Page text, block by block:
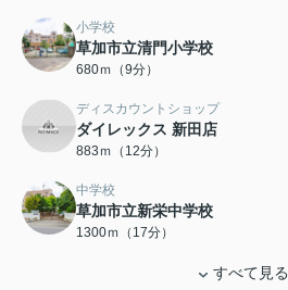
小学校
草加市立清門小学校
680ｍ（9分）
ディスカウントショップ
ダイレックス 新田店
883ｍ（12分）
中学校
草加市立新栄中学校
1300ｍ（17分）
すべて見る